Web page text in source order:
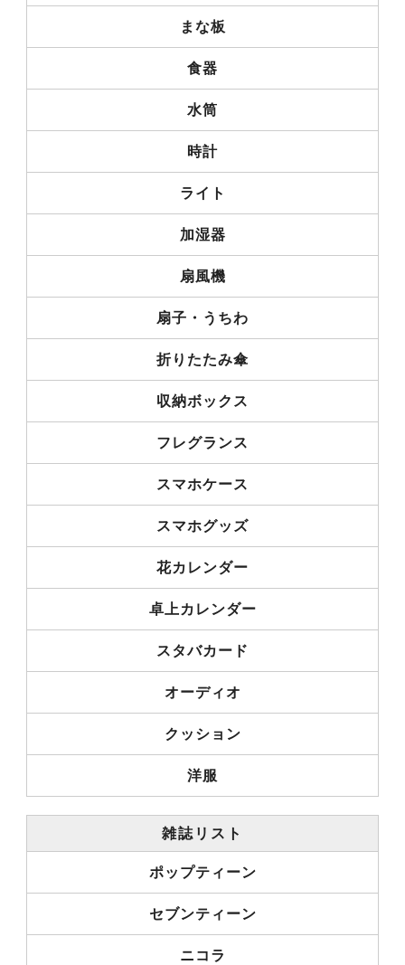
まな板
食器
水筒
時計
ライト
加湿器
扇風機
扇子・うちわ
折りたたみ傘
収納ボックス
フレグランス
スマホケース
スマホグッズ
花カレンダー
卓上カレンダー
スタバカード
オーディオ
クッション
洋服
雑誌リスト
ポップティーン
セブンティーン
ニコラ